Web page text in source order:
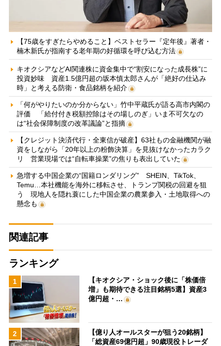
【75歳をすぎたらやめること】ベストセラー『定年後』著者・
楠木新氏が指南する老年期の好循環を呼び込む方法
キオクシアなどAI関連株に資金集中で“割安になった成長株”に
投資妙味 資産1.5億円超の坂本慎太郎さんが「絶好の仕込み
時」と考える防衛・食品銘柄を紹介
「何がやりたいのか分からない」竹中平蔵氏が語る高市内閣の
評価 「給付付き税額控除はその場しのぎ」いま不可欠なの
は“社会保障制度の改革議論”と指摘
【クレジット決済代行・全東信が破産】63社もの金融機関が融
資をしながら「20年以上の粉飾決算」を見抜けなかったカラク
リ 営業現場では“自転車操業”の焦りも表出していた
急増する中国企業の“国籍ロンダリング” SHEIN、TikTok、
Temu…本社機能を海外に移転させ、トランプ関税の回避を狙
う 現地人を隠れ蓑にした中国企業の農業参入・土地取得への
懸念も
関連記事
ランキング
1
【キオクシア・ショック後に「株価倍
増」も期待できる注目銘柄5選】資産3
億円超・…
2
【億り人オールスターが狙う20銘柄】
「総資産69億円超」90歳現役トレーダ